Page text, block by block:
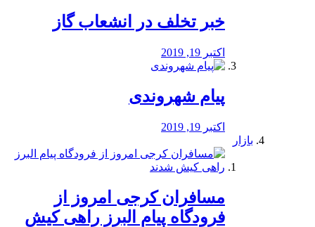
خبر تخلف در انشعاب گاز
اکتبر 19, 2019
پیام شهروندی
اکتبر 19, 2019
بازار
مسافران کرجی امروز از
فرودگاه پیام البرز راهی کیش